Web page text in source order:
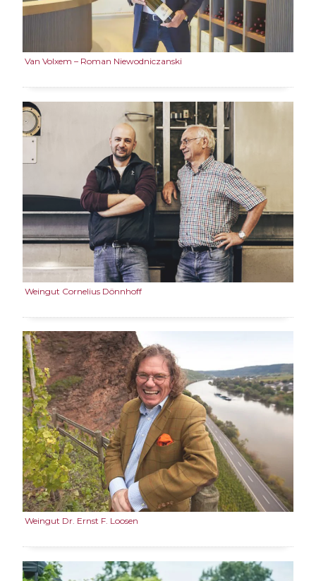
Van Volxem – Roman Niewodniczanski
Weingut Cornelius Dönnhoff
Weingut Dr. Ernst F. Loosen